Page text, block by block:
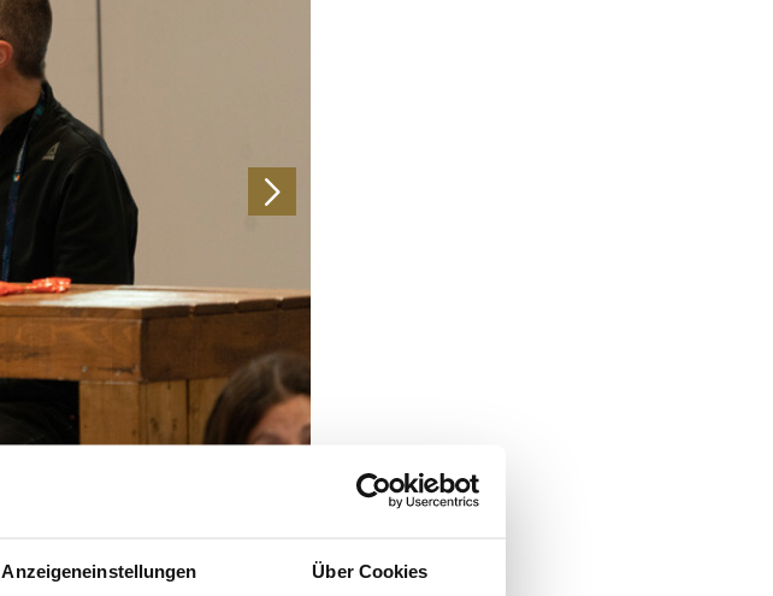
Anzeigeneinstellungen Über Cookies